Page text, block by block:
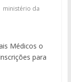
ministério da
Médicos o
para